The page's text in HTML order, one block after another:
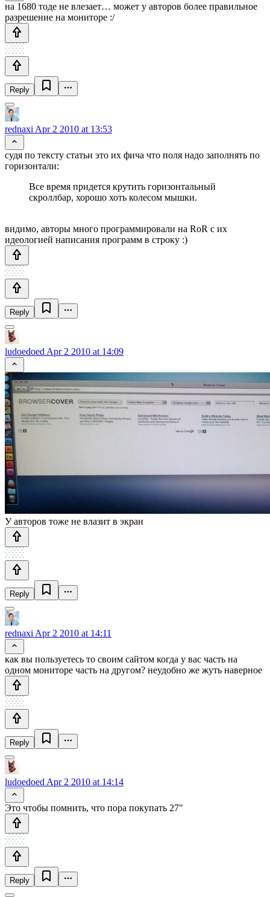
на 1680 тоде не влезает… может у авторов более правильное
разрешение на мониторе :/
Reply
rednaxi Apr 2 2010 at 13:53
судя по тексту статьи это их фича что поля надо заполнять по
горизонтали:
Все время придется крутить горизонтальный
скроллбар, хорошо хоть колесом мышки.
видимо, авторы много программировали на RoR с их
идеологией написания программ в строку :)
Reply
ludoedoed Apr 2 2010 at 14:09
У авторов тоже не влазит в экран
Reply
rednaxi Apr 2 2010 at 14:11
как вы пользуетесь то своим сайтом когда у вас часть на
одном мониторе часть на другом? неудобно же жуть наверное
Reply
ludoedoed Apr 2 2010 at 14:14
Это чтобы помнить, что пора покупать 27"
Reply